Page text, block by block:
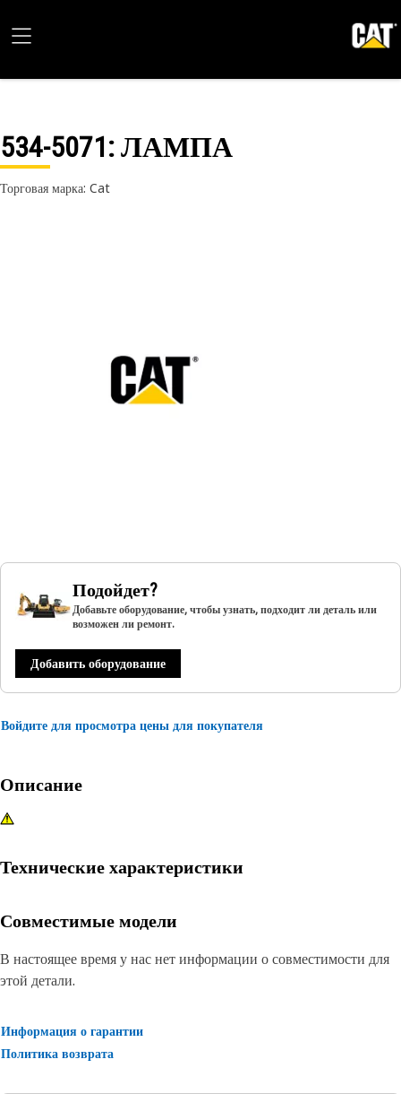
534-5071: ЛАМПА
Торговая марка: Cat
Подойдет?
Добавьте оборудование, чтобы узнать, подходит ли деталь или
возможен ли ремонт.
Добавить оборудование
Войдите для просмотра цены для покупателя
Описание
Технические характеристики
Совместимые модели
В настоящее время у нас нет информации о совместимости для
этой детали.
Информация о гарантии
Политика возврата